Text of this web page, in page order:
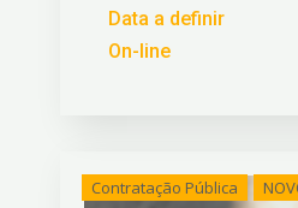
Data a definir
On-line
Contratação Pública